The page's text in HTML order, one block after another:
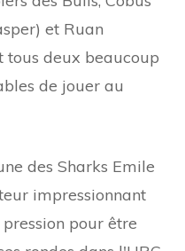
et Ruan
tous deux beaucoup
de jouer au
des Sharks Emile
impressionnant
pour être